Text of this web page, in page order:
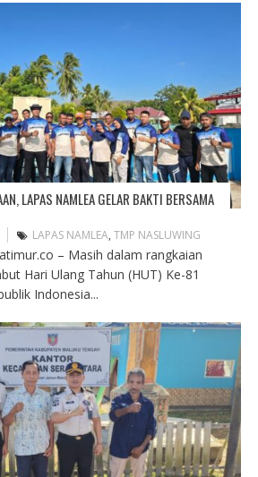
LAPAS NAMLEA GELAR BAKTI BERSAMA
LAPAS NAMLEA, TMP NASLUWING
– Masih dalam rangkaian
Hari Ulang Tahun (HUT) Ke-81
Indonesia...